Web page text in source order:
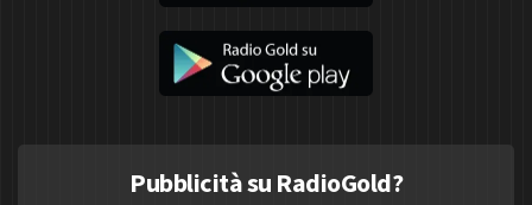
Pubblicità su RadioGold?